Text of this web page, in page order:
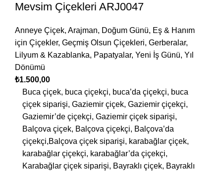
Mevsim Çiçekleri ARJ0047
Anneye Çiçek, Arajman, Doğum Günü, Eş & Hanım
için Çiçekler, Geçmiş Olsun Çiçekleri, Gerberalar,
Lilyum & Kazablanka, Papatyalar, Yeni İş Günü, Yıl
Dönümü
₺1.500,00
Buca çiçek, buca çiçekçi, buca’da çiçekçi, buca
çiçek siparişi, Gaziemir çiçek, Gaziemir çiçekçi,
Gaziemir’de çiçekçi, Gaziemir çiçek siparişi,
Balçova çiçek, Balçova çiçekçi, Balçova’da
çiçekçi,Balçova çiçek siparişi, karabağlar çiçek,
karabağlar çiçekçi, karabağlar’da çiçekçi,
Karabağlar çiçek siparişi, Bayraklı çiçek, Bayraklı